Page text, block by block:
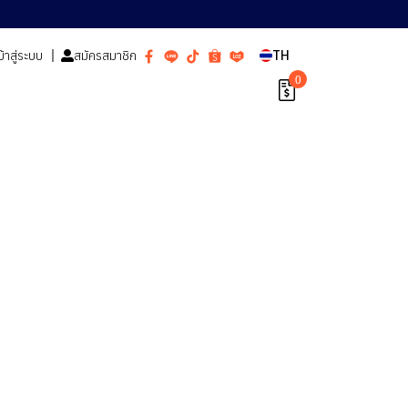
าสู่ระบบ สมัครสมาชิก TH
0